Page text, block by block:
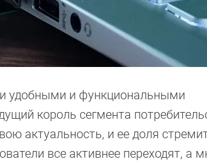
удобными и функциональными
король сегмента
актуальность, и ее доля
все активнее переходят, а